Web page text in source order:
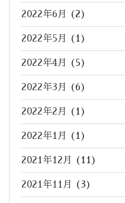
2022年6月 (2)
2022年5月 (1)
2022年4月 (5)
2022年3月 (6)
2022年2月 (1)
2022年1月 (1)
2021年12月 (11)
2021年11月 (3)